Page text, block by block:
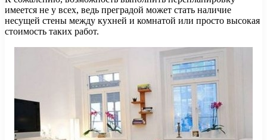
имеется не у всех, ведь преградой может стать наличие
несущей стены между кухней и комнатой или просто высокая
стоимость таких работ.